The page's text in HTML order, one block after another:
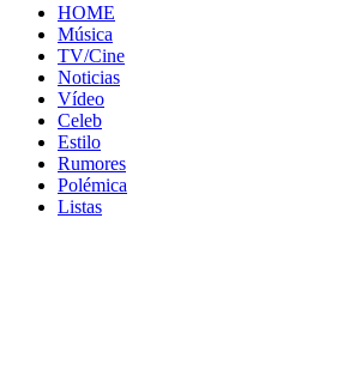
HOME
Música
TV/Cine
Noticias
Vídeo
Celeb
Estilo
Rumores
Polémica
Listas